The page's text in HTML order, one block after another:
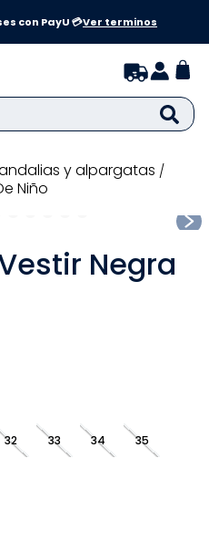
con PayU 💳Ver terminos
y alpargatas
Niño
Negra
32 33 34 35